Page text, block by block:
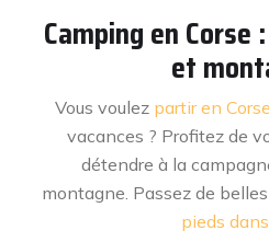
Camping en Corse
et
Vous voulez partir en Corse
vacances ? Profitez de
détendre à la
montagne. Passez de
pieds dans